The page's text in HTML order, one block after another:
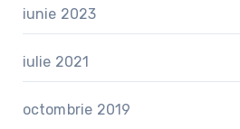
iunie 2023
iulie 2021
octombrie 2019